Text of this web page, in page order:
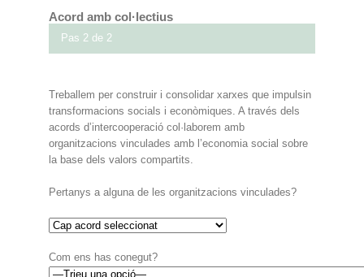
Acord amb col·lectius
Pas 2 de 2
Treballem per construir i consolidar xarxes que impulsin
transformacions socials i econòmiques. A través dels
acords d’intercooperació col·laborem amb
organitzacions vinculades amb l’economia social sobre
la base dels valors compartits.
Pertanys a alguna de les organitzacions vinculades?
Com ens has conegut?